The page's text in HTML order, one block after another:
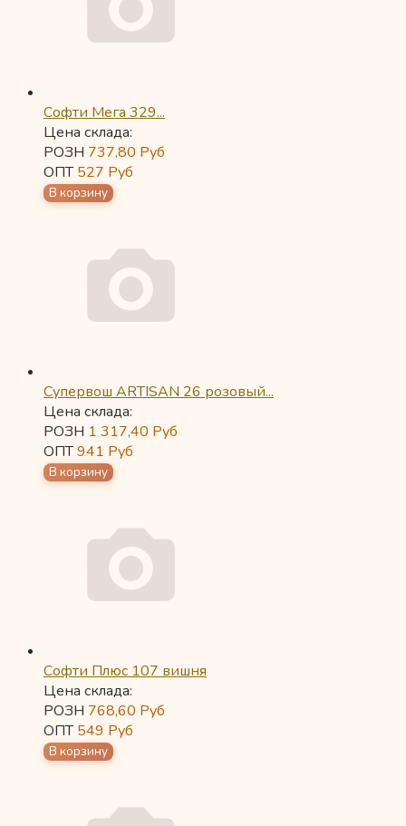
Софти Мега 329...
Цена склада:
РОЗН 737,80 Руб
ОПТ527 Руб
Супервош ARTISAN 26 розовый...
Цена склада:
РОЗН 1 317,40 Руб
ОПТ941 Руб
Софти Плюс 107 вишня
Цена склада:
РОЗН 768,60 Руб
ОПТ549 Руб